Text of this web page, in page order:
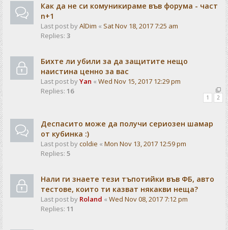
Как да не си комуникираме във форума - част
n+1
Last post byAlDim « Sat Nov 18, 2017 7:25 am
Replies: 3
Бихте ли убили за да защитите нещо
наистина ценно за вас
Last post byYan « Wed Nov 15, 2017 12:29 pm
Replies: 16
1 2
Деспасито може да получи сериозен шамар
от кубинка :)
Last post bycoldie « Mon Nov 13, 2017 12:59 pm
Replies: 5
Нали ги знаете тези тъпотийки във ФБ, авто
тестове, които ти казват някакви неща?
Last post by Roland « Wed Nov 08, 2017 7:12 pm
Replies: 11